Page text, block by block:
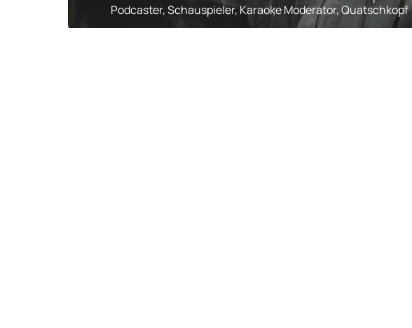
Podcaster, Schauspieler, Karaoke Moderator, Quatschkopf